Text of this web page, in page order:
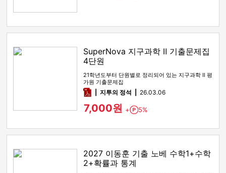
SuperNova 지구과학 Ⅱ 기출문제집
4단원
21학년도부터 단원별로 정리되어 있는 지구과학 Ⅱ 평
가원 기출문제집
pdf지투의 정석 26.03.06
7,000원 + Point
5%
2027 이동훈 기출 노베 수학1+수학
2+확률과 통계